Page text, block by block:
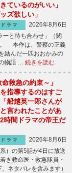
ているのがいい」
ズ欲しい」
ドラマ
2026年8月6日
と待ち合わせ」（関
。 本作は、警察の正義
結んだ一匹おおかみの
物語 … 続きを読む
救急の約束～」
指導するのはすご
船越英一郎さんが
言われたことがあ
時間ドラマの帝王だ
ドラマ
2026年8月6日
）の第5話が4日に放送
き救命医・救急隊員・
ネタバレを含みます）